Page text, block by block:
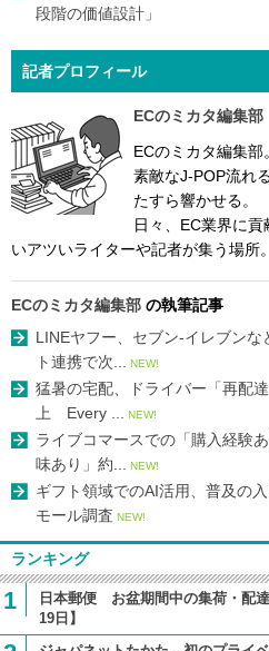
段階の価値設計」
記者プロフィール
ECのミカタ編集部
ECのミカタ編集部。
素敵なJ-POP流れ
たすら響かせる。
日々、EC業界に
いアツいライターや記者が集う場所。
ECのミカタ編集部 の執筆記事
LINEヤフー、セブン-イレブン
ト連携で次... NEW!
猛暑の宅配、ドライバー「再配
上 Every ... NEW!
ライブコマースでの「購入経験
味あり」約... NEW!
ギフト領域でのAI活用、普及の
モール調査 NEW!
ランキング
1
日本郵便 お盆期間中の集荷・配
19日】